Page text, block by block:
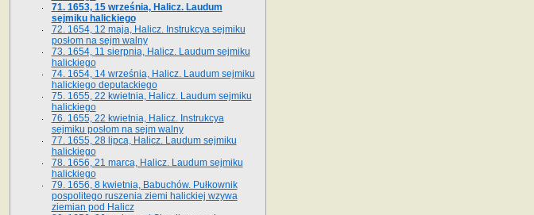
71. 1653, 15 września, Halicz. Laudum
sejmiku halickiego
72. 1654, 12 maja, Halicz. Instrukcya sejmiku
posłom na sejm walny
73. 1654, 11 sierpnia, Halicz. Laudum sejmiku
halickiego
74. 1654, 14 września, Halicz. Laudum sejmiku
halickiego deputackiego
75. 1655, 22 kwietnia, Halicz. Laudum sejmiku
halickiego
76. 1655, 22 kwietnia, Halicz. Instrukcya
sejmiku posłom na sejm walny
77. 1655, 28 lipca, Halicz. Laudum sejmiku
halickiego
78. 1656, 21 marca, Halicz. Laudum sejmiku
halickiego
79. 1656, 8 kwietnia, Babuchów. Pułkownik
pospolitego ruszenia ziemi halickiej wzywa
ziemian pod Halicz